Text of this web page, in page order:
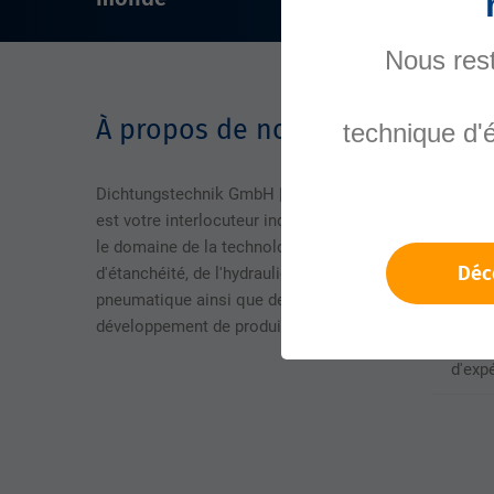
À propos de nous
Dichtungstechnik GmbH | MagnuSeals
est votre interlocuteur indépendant dans
le domaine de la technologie
d'étanchéité, de l'hydraulique et de la
pneumatique ainsi que des solutions de
développement de produits.
Nous
technique